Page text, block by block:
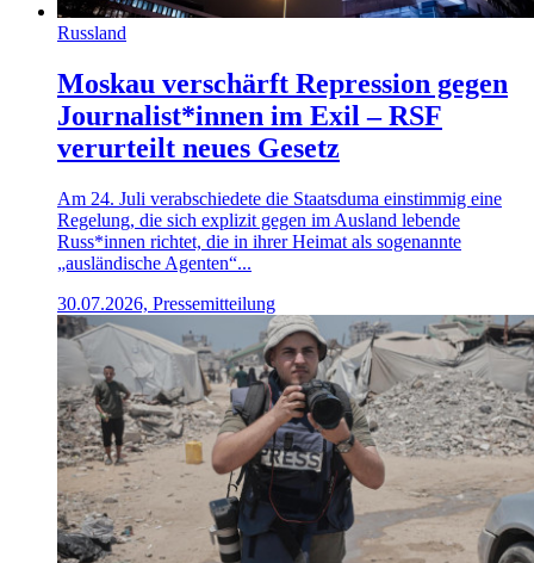
Russland
Moskau verschärft Repression gegen
Journalist*innen im Exil – RSF
verurteilt neues Gesetz
Am 24. Juli verabschiedete die Staatsduma einstimmig eine
Regelung, die sich explizit gegen im Ausland lebende
Russ*innen richtet, die in ihrer Heimat als sogenannte
„ausländische Agenten“...
30.07.2026, Pressemitteilung